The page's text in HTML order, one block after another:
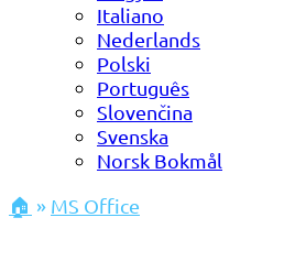
Italiano
Nederlands
Polski
Português
Slovenčina
Svenska
Norsk Bokmål
🏠 » MS Office